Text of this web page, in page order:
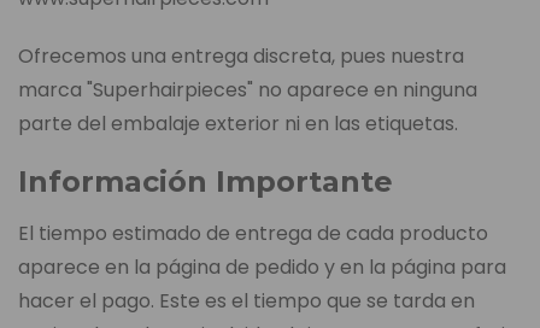
Ofrecemos una entrega discreta, pues nuestra
marca "Superhairpieces" no aparece en ninguna
parte del embalaje exterior ni en las etiquetas.
Información Importante
El tiempo estimado de entrega de cada producto
aparece en la página de pedido y en la página para
hacer el pago. Este es el tiempo que se tarda en